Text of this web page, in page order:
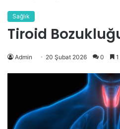
Sağlık
Tiroid
Admin 20 Şubat 2026 0